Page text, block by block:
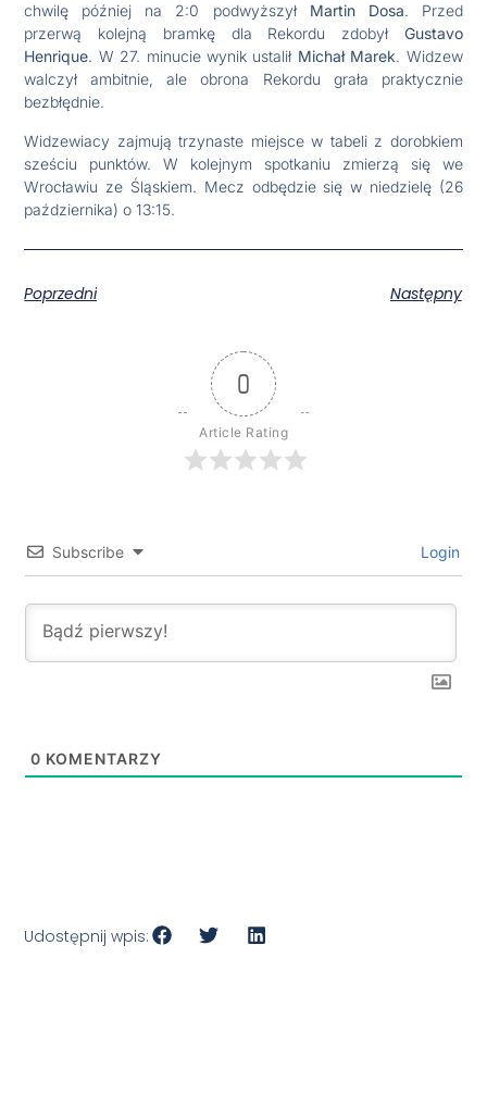
chwilę później na 2:0 podwyższył Martin Dosa. Przed
przerwą kolejną bramkę dla Rekordu zdobył Gustavo
Henrique. W 27. minucie wynik ustalił Michał Marek. Widzew
walczył ambitnie, ale obrona Rekordu grała praktycznie
bezbłędnie.
Widzewiacy zajmują trzynaste miejsce w tabeli z dorobkiem
sześciu punktów. W kolejnym spotkaniu zmierzą się we
Wrocławiu ze Śląskiem. Mecz odbędzie się w niedzielę (26
października) o 13:15.
Poprzedni Następny
0
Article Rating
Subscribe Login
0 KOMENTARZY
Udostępnij wpis: